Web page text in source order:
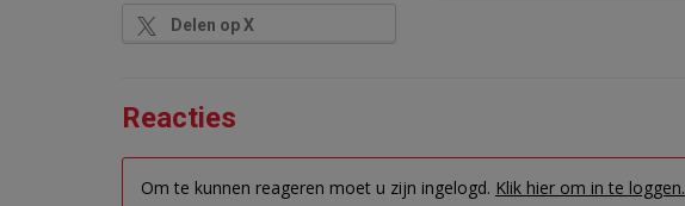
Delen op X
Reacties
Om te kunnen reageren moet u zijn ingelogd. Klik hier om in te loggen.